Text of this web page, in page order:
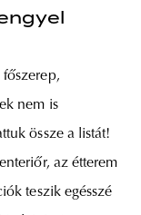
nem is
össze a listát!
az étterem
teszik egésszé